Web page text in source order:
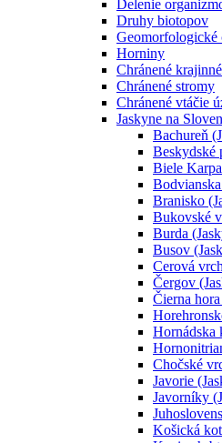
Delenie
Druhy biotopov
Geomorfologické
Horniny
Chránené
Chránené stromy
Chránené vtáčie
Jaskyne na
Bachureň
Beskydské
Biele
Branisko
Bukovské
Burda
Busov
Cerová
Čergov
Čierna
Hornádska
Chočské
Javorie
Javorníky
Košická